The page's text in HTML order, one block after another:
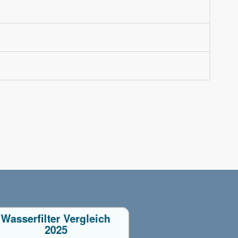
Wasserfilter Vergleich
2025